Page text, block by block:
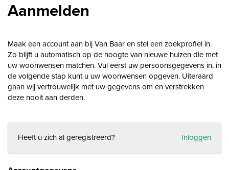
Aanmelden
Maak een account aan bij Van Baar en stel een zoekprofiel in.
Zo blijft u automatisch op de hoogte van nieuwe huizen die met
uw woonwensen matchen. Vul eerst uw persoonsgegevens in, in
de volgende stap kunt u uw woonwensen opgeven. Uiteraard
gaan wij vertrouwelijk met uw gegevens om en verstrekken
deze nooit aan derden.
Heeft u zich al geregistreerd? Inloggen